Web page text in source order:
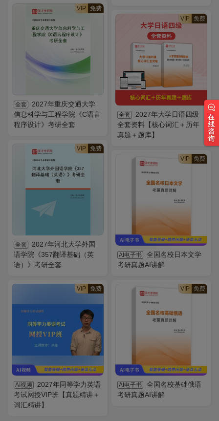
VIP 免费
全套
2027年重庆交通大学
信息科学与工程学院《C语言
程序设计》考研全套
VIP 免费
全套
2027年大学日语四级
全套资料【核心词汇＋历年
真题＋题库】
VIP 免费
全套
2027年河北大学外国
语学院《357翻译基础（英
语）》考研全套
VIP 免费
AI电子书
全国名校日本文学
考研真题AI讲解
VIP 免费
AI视频
2027年同等学力英语
考试网授VIP班【真题精讲＋
词汇精讲】
VIP 免费
AI电子书
全国名校基础俄语
考研真题AI讲解